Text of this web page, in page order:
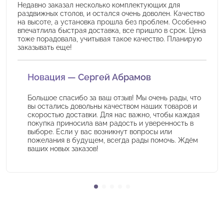
Недавно заказал несколько комплектующих для
раздвижных столов, и остался очень доволен. Качество
на высоте, а установка прошла без проблем. Особенно
впечатлила быстрая доставка, все пришло в срок. Цена
тоже порадовала, учитывая такое качество. Планирую
заказывать еще!
Новация — Сергей Абрамов
Большое спасибо за ваш отзыв! Мы очень рады, что
вы остались довольны качеством наших товаров и
скоростью доставки. Для нас важно, чтобы каждая
покупка приносила вам радость и уверенность в
выборе. Если у вас возникнут вопросы или
пожелания в будущем, всегда рады помочь. Ждём
ваших новых заказов!